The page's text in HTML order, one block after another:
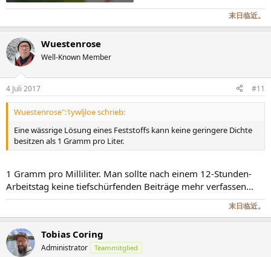
末日临近。
Wuestenrose
Well-Known Member
4 Juli 2017 #11
Wuestenrose":1ywljloe schrieb:
Eine wässrige Lösung eines Feststoffs kann keine geringere Dichte
besitzen als 1 Gramm pro Liter.
1 Gramm pro Milliliter. Man sollte nach einem 12-Stunden-
Arbeitstag keine tiefschürfenden Beiträge mehr verfassen...
末日临近。
Tobias Coring
Administrator Teammitglied